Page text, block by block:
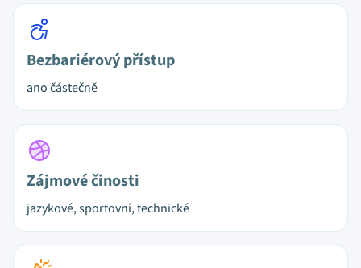
Bezbariérový přístup
ano částečně
Zájmové činosti
jazykové, sportovní, technické